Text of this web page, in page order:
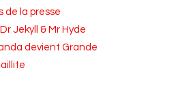
de la presse
Jekyll & Mr Hyde
devient Grande